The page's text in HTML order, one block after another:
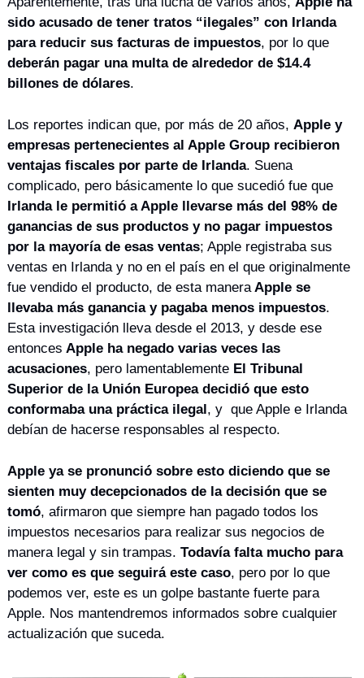
sido acusado de tener tratos “ilegales” con Irlanda
para reducir sus facturas de impuestos
deberán pagar una multa de alrededor de $14.4
billones de dólares.
Los reportes indican que, por más de 20 años, Apple y
empresas pertenecientes al Apple Group recibieron
ventajas fiscales por parte de Irlanda. Suena
complicado, pero básicamente lo que sucedió fue que
Irlanda le permitió a Apple llevarse más del 98% de
ganancias de sus productos y no pagar impuestos
por la mayoría de esas ventas; Apple registraba sus
ventas en Irlanda y no en el país en el que originalmente
fue vendido el producto, de esta manera Apple se
llevaba más ganancia y pagaba menos impuestos.
Esta investigación lleva desde el 2013, y desde ese
entonces Apple ha negado varias veces las
acusaciones, pero lamentablemente El Tribunal
Superior de la Unión Europea decidió que esto
conformaba una práctica ilegal, y  que Apple e Irlanda
debían de hacerse responsables al respecto.
Apple ya se pronunció sobre esto diciendo que se
sienten muy decepcionados de la decisión que se
tomó, afirmaron que siempre han pagado todos los
impuestos necesarios para realizar sus negocios de
manera legal y sin trampas. Todavía falta mucho para
ver como es que seguirá este caso, pero por lo que
podemos ver, este es un golpe bastante fuerte para
Apple. Nos mantendremos informados sobre cualquier
actualización que suceda.